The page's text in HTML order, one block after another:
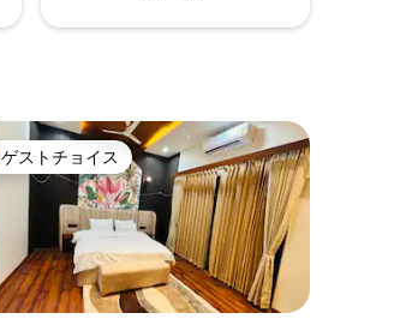
評のゲストチョイスです。
ゲストチョイス